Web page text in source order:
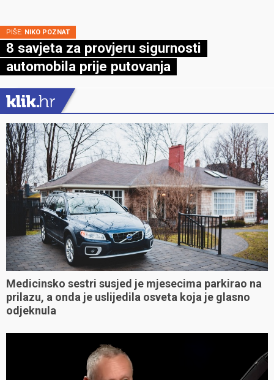
PIŠE: NIKO POZNAT
8 savjeta za provjeru sigurnosti
automobila prije putovanja
Medicinsko sestri susjed je mjesecima parkirao na
prilazu, a onda je uslijedila osveta koja je glasno
odjeknula